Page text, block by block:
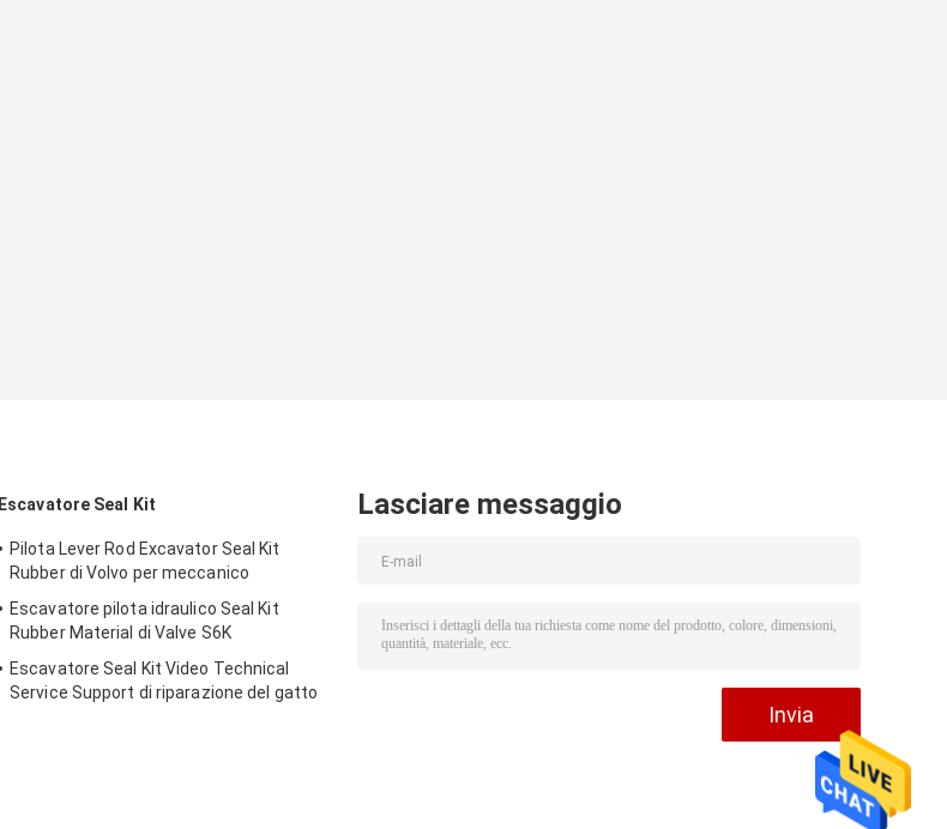
Escavatore Seal Kit
Pilota Lever Rod Excavator Seal Kit
Rubber di Volvo per meccanico
Escavatore pilota idraulico Seal Kit
Rubber Material di Valve S6K
Escavatore Seal Kit Video Technical
Service Support di riparazione del gatto
Lasciare messaggio